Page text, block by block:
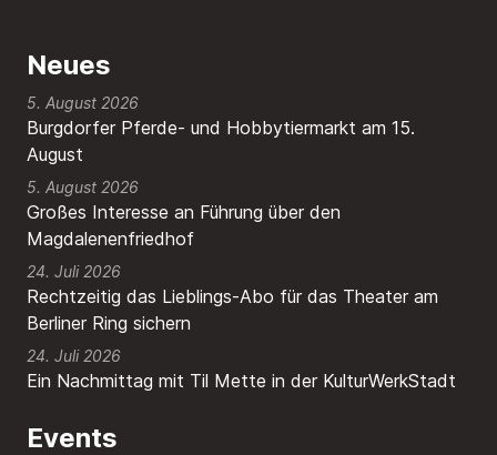
Neues
Burgdorfer Pferde- und Hobbytiermarkt am 15.
August
5. August 2026
Großes Interesse an Führung über den
Magdalenenfriedhof
5. August 2026
Rechtzeitig das Lieblings-Abo für das Theater am
Berliner Ring sichern
24. Juli 2026
Ein Nachmittag mit Til Mette in der KulturWerkStadt
24. Juli 2026
Events